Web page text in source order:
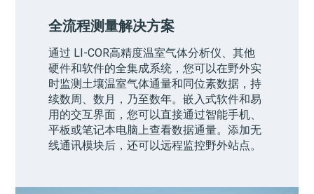
全流程测量解决方案
通过 LI-COR高精度温室气体分析仪、其他
硬件和软件的全集成系统，您可以在野外实
时监测土壤温室气体通量和同位素数据，持
续数周、数月，乃至数年。嵌入式软件和易
用的交互界面，您可以直接通过智能手机、
平板或笔记本电脑上查看数据通量。添加无
线通讯模块后，还可以远程监控野外站点。